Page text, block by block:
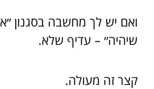
ואם יש לך מחשבה בסגנון
שיהיה״ – עדיף שלא.
קצר זה מעולה.